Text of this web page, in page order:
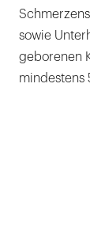
sowie
geborenen
mindestens